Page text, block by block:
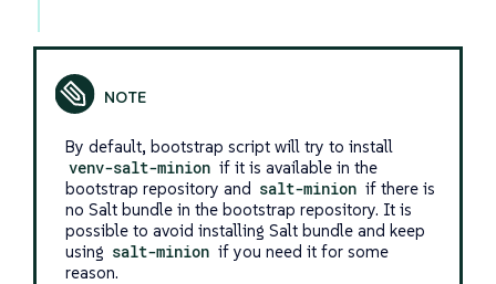
By default, bootstrap script will try to install
venv-salt-minion if it is available in the
bootstrap repository and salt-minion if there is
no Salt bundle in the bootstrap repository. It is
possible to avoid installing Salt bundle and keep
using salt-minion if you need it for some
reason.